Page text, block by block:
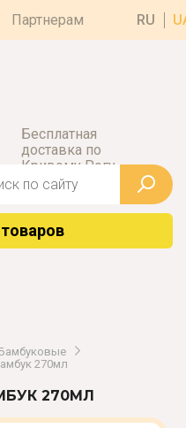
Партнерам RU
Бесплатная
доставка по
Кривому Рогу
270мл
270МЛ